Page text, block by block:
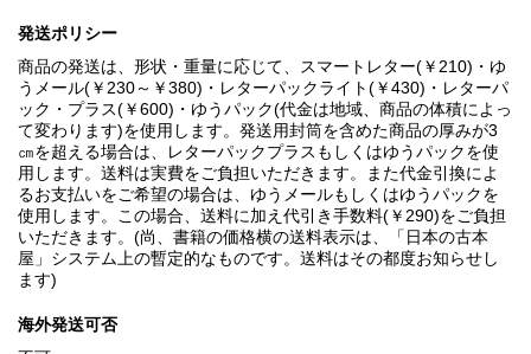
発送ポリシー
商品の発送は、形状・重量に応じて、スマートレター(￥210)・ゆ
うメール(￥230～￥380)・レターパックライト(￥430)・レターパ
ック・プラス(￥600)・ゆうパック(代金は地域、商品の体積によっ
て変わります)を使用します。発送用封筒を含めた商品の厚みが3
㎝を超える場合は、レターパックプラスもしくはゆうパックを使
用します。送料は実費をご負担いただきます。また代金引換によ
るお支払いをご希望の場合は、ゆうメールもしくはゆうパックを
使用します。この場合、送料に加え代引き手数料(￥290)をご負担
いただきます。(尚、書籍の価格横の送料表示は、「日本の古本
屋」システム上の暫定的なものです。送料はその都度お知らせし
ます)
海外発送可否